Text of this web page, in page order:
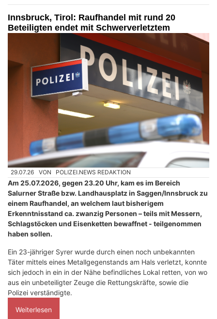
Innsbruck, Tirol: Raufhandel mit rund 20
Beteiligten endet mit Schwerverletztem
29.07.26 VON POLIZEI.NEWS REDAKTION
Am 25.07.2026, gegen 23.20 Uhr, kam es im Bereich
Salurner Straße bzw. Landhausplatz in Saggen/Innsbruck zu
einem Raufhandel, an welchem laut bisherigem
Erkenntnisstand ca. zwanzig Personen – teils mit Messern,
Schlagstöcken und Eisenketten bewaffnet - teilgenommen
haben sollen.
Ein 23-jähriger Syrer wurde durch einen noch unbekannten
Täter mittels eines Metallgegenstands am Hals verletzt, konnte
sich jedoch in ein in der Nähe befindliches Lokal retten, von wo
aus ein unbeteiligter Zeuge die Rettungskräfte, sowie die
Polizei verständigte.
Weiterlesen